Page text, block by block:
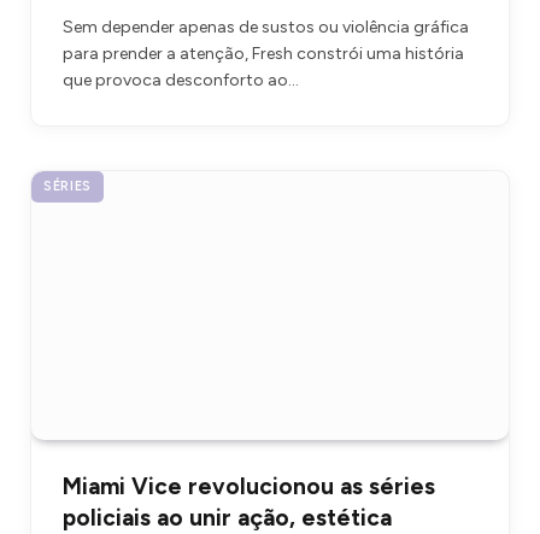
Sem depender apenas de sustos ou violência gráfica
para prender a atenção, Fresh constrói uma história
que provoca desconforto ao…
SÉRIES
Miami Vice revolucionou as séries
policiais ao unir ação, estética